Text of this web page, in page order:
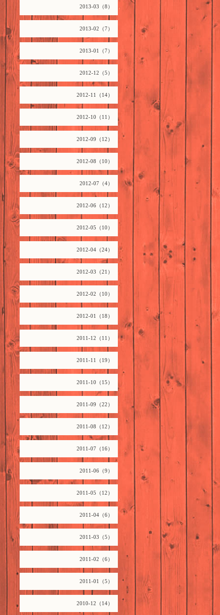
2013-03（8）
2013-02（7）
2013-01（7）
2012-12（5）
2012-11（14）
2012-10（11）
2012-09（12）
2012-08（10）
2012-07（4）
2012-06（12）
2012-05（10）
2012-04（24）
2012-03（21）
2012-02（10）
2012-01（18）
2011-12（11）
2011-11（19）
2011-10（15）
2011-09（22）
2011-08（12）
2011-07（16）
2011-06（9）
2011-05（12）
2011-04（6）
2011-03（5）
2011-02（6）
2011-01（5）
2010-12（14）